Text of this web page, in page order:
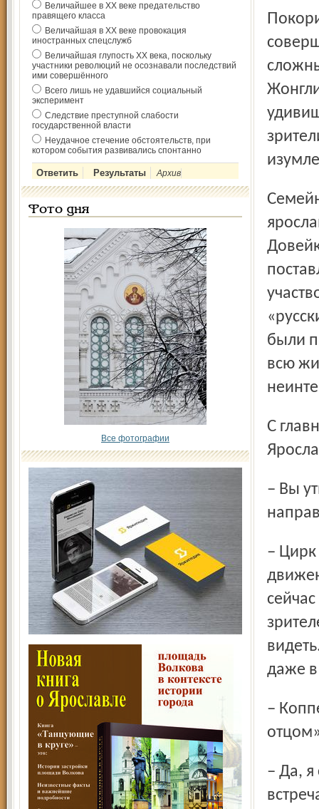
Величайшее в ХХ веке предательство
правящего класса
Величайшая в ХХ веке провокация
иностранных спецслужб
Величайшая глупость ХХ века, поскольку
участники революций не осознавали последствий
ими совершённого
Всего лишь не удавшийся социальный
эксперимент
Следствие преступной слабости
государственной власти
Неудачное стечение обстоятельств, при
котором события развивались спонтанно
Архив
Фото дня
Все фотографии
Покорившие всех Илона и Руслан Садоевы показали
Семейная династия Садоевых хорошо известна
были
всю
С главным творцом всего происходящего в эти дни в
– Вы утверждаете, что ваша цель – цирк нового
– Цирк меняется в сторону авангардного эстетического
даже в
– Копперфилда иногда называют вашим «крестным
– Да, я специально ездил в Штутгарт, изучал его трюки,